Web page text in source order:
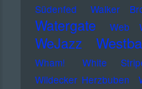
Südenfed
Walker
Watergate Web
WeJazz
Wham!
White
Wildecker Herzbuben